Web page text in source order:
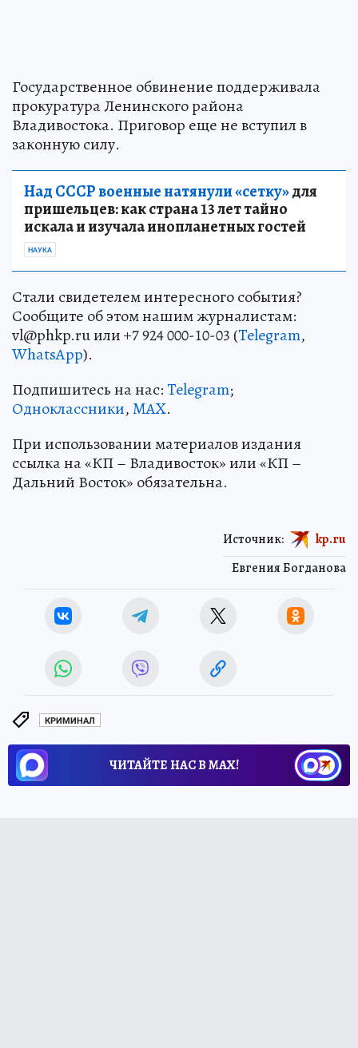
Государственное обвинение поддерживала
прокуратура Ленинского района
Владивостока. Приговор еще не вступил в
законную силу.
Над СССР военные натянули «сетку»для
пришельцев: как страна 13 лет тайно
искала и изучала инопланетных гостей
НАУКА
Стали свидетелем интересного события?
Сообщите об этом нашим журналистам:
vl@phkp.ru или +7 924 000-10-03 (Telegram,
WhatsApp).
Подпишитесь на нас:Telegram;
Одноклассники,MAX.
При использовании материалов издания
ссылка на «КП – Владивосток» или «КП –
Дальний Восток» обязательна.
Евгения Богданова
Источник: kp.ru
КРИМИНАЛ
ЧИТАЙТЕ НАС В МАХ!